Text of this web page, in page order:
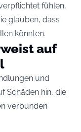
fühlen,
glauben, dass
könnten.
auf
und
Schäden hin, die
verbunden